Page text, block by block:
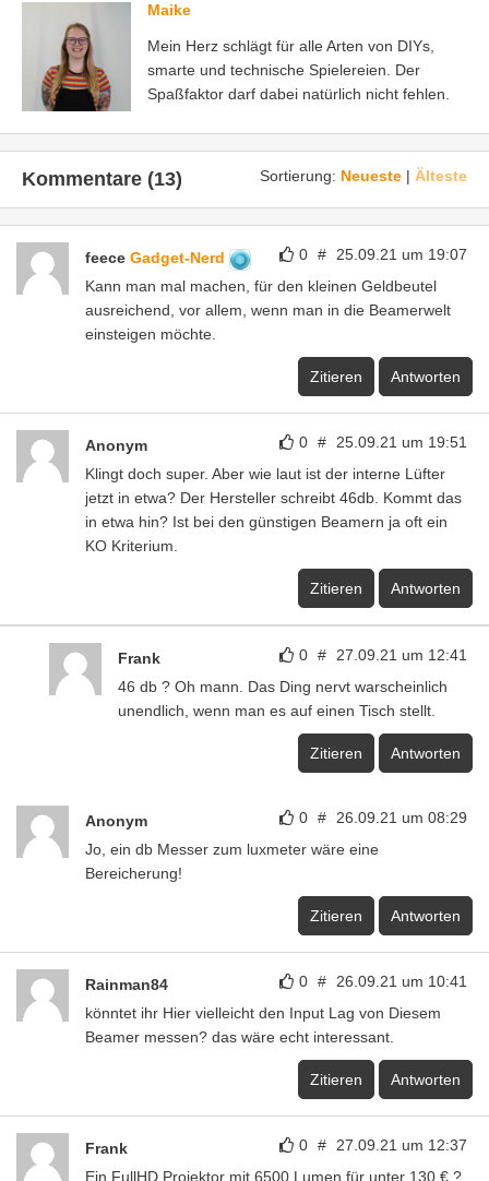
Maike
Mein Herz schlägt für alle Arten von DIYs,
smarte und technische Spielereien. Der
Spaßfaktor darf dabei natürlich nicht fehlen.
Sortierung: Neueste | Älteste
Kommentare (13)
0 # 25.09.21 um 19:07
feece Gadget-Nerd
Kann man mal machen, für den kleinen Geldbeutel
ausreichend, vor allem, wenn man in die Beamerwelt
einsteigen möchte.
Zitieren Antworten
0 # 25.09.21 um 19:51
Anonym
Klingt doch super. Aber wie laut ist der interne Lüfter
jetzt in etwa? Der Hersteller schreibt 46db. Kommt das
in etwa hin? Ist bei den günstigen Beamern ja oft ein
KO Kriterium.
Zitieren Antworten
0 # 27.09.21 um 12:41
Frank
46 db ? Oh mann. Das Ding nervt warscheinlich
unendlich, wenn man es auf einen Tisch stellt.
Zitieren Antworten
0 # 26.09.21 um 08:29
Anonym
Jo, ein db Messer zum luxmeter wäre eine
Bereicherung!
Zitieren Antworten
0 # 26.09.21 um 10:41
Rainman84
könntet ihr Hier vielleicht den Input Lag von Diesem
Beamer messen? das wäre echt interessant.
Zitieren Antworten
0 # 27.09.21 um 12:37
Frank
Ein FullHD Projektor mit 6500 Lumen für unter 130 € ?